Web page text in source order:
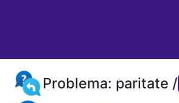
Problema: paritate /